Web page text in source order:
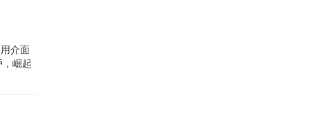
介面
崛起